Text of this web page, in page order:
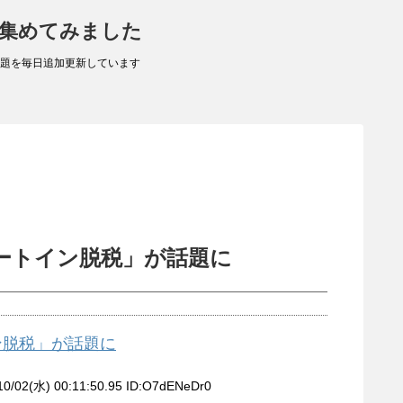
めてみました
を毎日追加更新しています
トイン脱税」が話題に
税」が話題に
02(水) 00:11:50.95 ID:O7dENeDr0